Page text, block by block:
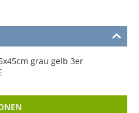
grau gelb 3er